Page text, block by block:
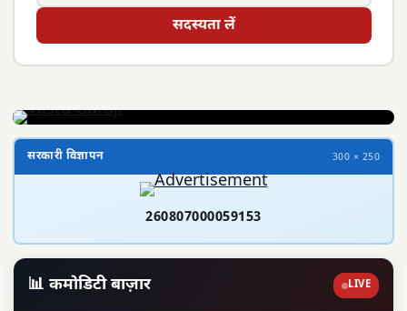
सदस्यता लें
सरकारी विज्ञापन 300 × 250
260807000059153
📊 कमोडिटी बाज़ार LIVE